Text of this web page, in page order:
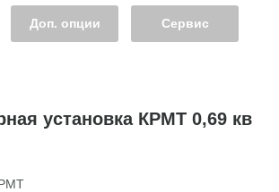
Доп. опции Сервис
установка КРМТ 0,69 кв